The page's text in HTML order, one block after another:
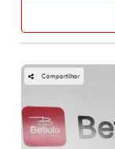
Compartilhar